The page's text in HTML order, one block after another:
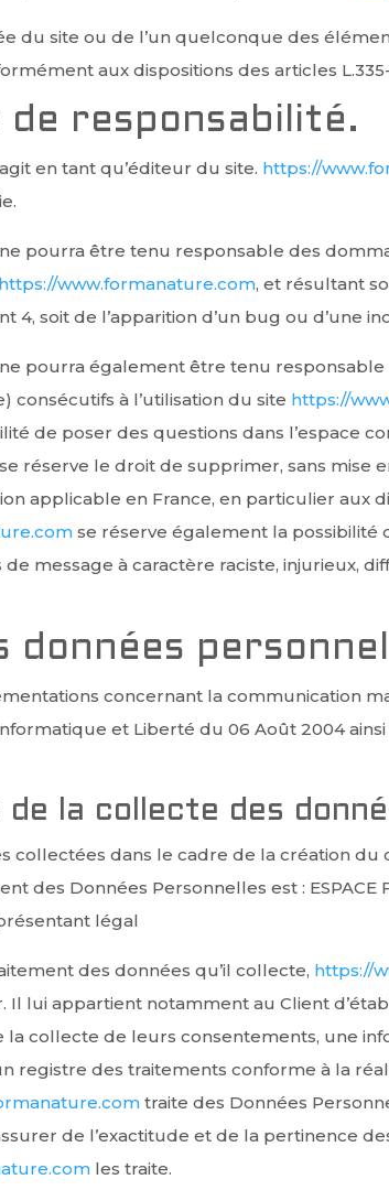
du site ou de l’un quelconque des
aux dispositions des articles
responsabilité.
agit en tant qu’éditeur du site. https://
ne pourra être tenu responsable des
https://www.formanature.com, et résultant
4, soit de l’apparition d’un bug ou d’une
ne pourra également être tenu
consécutifs à l’utilisation du site https://
de poser des questions dans l’espace
se réserve le droit de supprimer, sans mise
applicable en France, en particulier aux
se réserve également la possibilité
de message à caractère raciste, injurieux,
données
concernant la communication
et Liberté du 06 Août 2004
de la collecte des
collectées dans le cadre de la création
des Données Personnelles est : ESPACE
légal
des données qu’il collecte, https://
Il lui appartient notamment au Client
la collecte de leurs consentements, une
registre des traitements conforme à la
traite des Données
de l’exactitude et de la pertinence
les traite.